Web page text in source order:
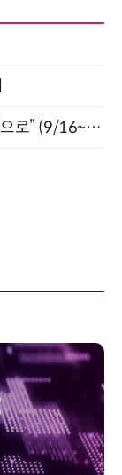
“AI에게 묻는 사람에서, AI로 만드는 사람으로” (9/16~17)